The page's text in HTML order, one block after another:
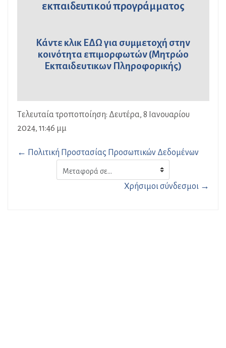
εκπαιδευτικού προγράμματος
Κάντε κλικ ΕΔΩγια συμμετοχή στην
κοινότητα επιμορφωτών (Μητρώο
Εκπαιδευτικων Πληροφορικής)
Τελευταία τροποποίηση: Δευτέρα, 8 Ιανουαρίου
2024, 11:46 μμ
← Πολιτική Προστασίας Προσωπικών Δεδομένων
σε...
Χρήσιμοι σύνδεσμοι →